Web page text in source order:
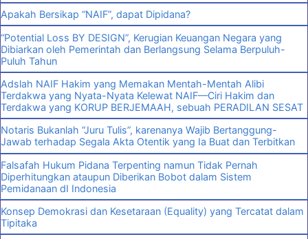
Apakah Bersikap “NAIF”, dapat Dipidana?
“Potential Loss BY DESIGN”, Kerugian Keuangan Negara yang
Dibiarkan oleh Pemerintah dan Berlangsung Selama Berpuluh-
Puluh Tahun
Adslah NAIF Hakim yang Memakan Mentah-Mentah Alibi
Terdakwa yang Nyata-Nyata Kelewat NAIF—Ciri Hakim dan
Terdakwa yang KORUP BERJEMAAH, sebuah PERADILAN SESAT
Notaris Bukanlah “Juru Tulis”, karenanya Wajib Bertanggung-
Jawab terhadap Segala Akta Otentik yang Ia Buat dan Terbitkan
Falsafah Hukum Pidana Terpenting namun Tidak Pernah
Diperhitungkan ataupun Diberikan Bobot dalam Sistem
Pemidanaan dI Indonesia
Konsep Demokrasi dan Kesetaraan (Equality) yang Tercatat dalam
Tipitaka